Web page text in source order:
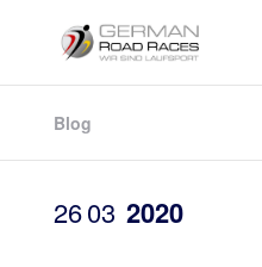
Blog
2603 2020